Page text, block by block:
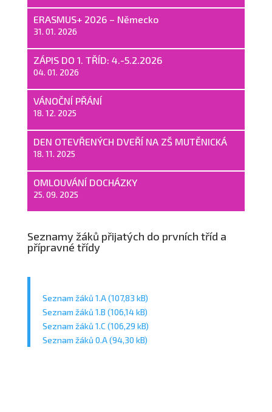
ERASMUS+ 2026 – Německo
31. 01. 2026
ZÁPIS DO 1. TŘÍD: 4.-5.2.2026
04. 01. 2026
VÁNOČNÍ PŘÁNÍ
18. 12. 2025
DEN OTEVŘENÝCH DVEŘÍ NA ZŠ MUTĚNICKÁ
18. 11. 2025
OMLOUVÁNÍ DOCHÁZKY
25. 09. 2025
Seznamy žáků přijatých do prvních tříd a
přípravné třídy
Seznam žáků 1.A
Seznam žáků 1.B
Seznam žáků 1.C
Seznam žáků 0.A